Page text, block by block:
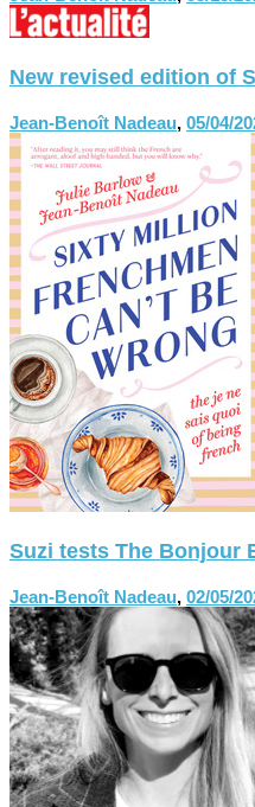
New revised edition of
Jean-Benoît Nadeau, 05/04/
Suzi tests The Bonjour
Jean-Benoît Nadeau, 02/05/